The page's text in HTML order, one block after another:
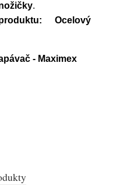
.
Ocelový
- Maximex